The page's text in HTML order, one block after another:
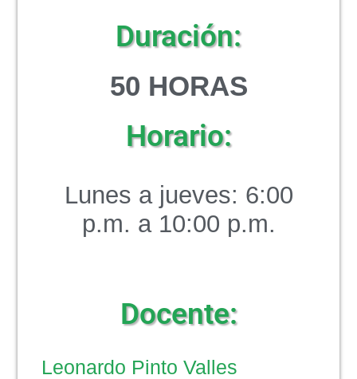
Duración:
50 HORAS
Horario:
Lunes a jueves: 6:00
p.m. a 10:00 p.m.
Docente:
Leonardo Pinto Valles